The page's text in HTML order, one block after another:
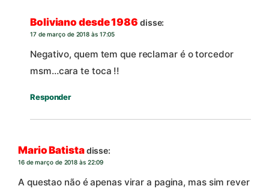
Boliviano desde 1986 disse:
17 de março de 2018 às 17:05
Negativo, quem tem que reclamar é o torcedor
msm…cara te toca !!
Responder
Mario Batistadisse:
16 de março de 2018 às 22:09
A questao não é apenas virar a pagina, mas sim rever